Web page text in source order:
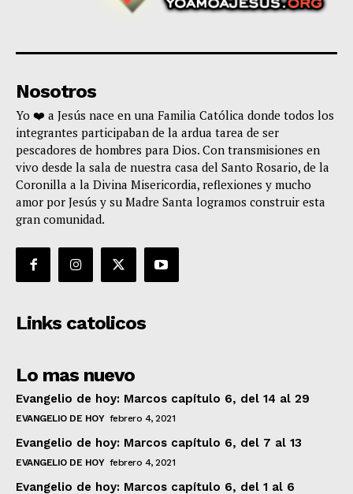
Nosotros
Yo ❤️ a Jesús nace en una Familia Católica donde todos los
integrantes participaban de la ardua tarea de ser
pescadores de hombres para Dios. Con transmisiones en
vivo desde la sala de nuestra casa del Santo Rosario, de la
Coronilla a la Divina Misericordia, reflexiones y mucho
amor por Jesús y su Madre Santa logramos construir esta
gran comunidad.
Links catolicos
Lo mas nuevo
Evangelio de hoy: Marcos capítulo 6, del 14 al 29
EVANGELIO DE HOY febrero 4, 2021
Evangelio de hoy: Marcos capítulo 6, del 7 al 13
EVANGELIO DE HOY febrero 4, 2021
Evangelio de hoy: Marcos capítulo 6, del 1 al 6